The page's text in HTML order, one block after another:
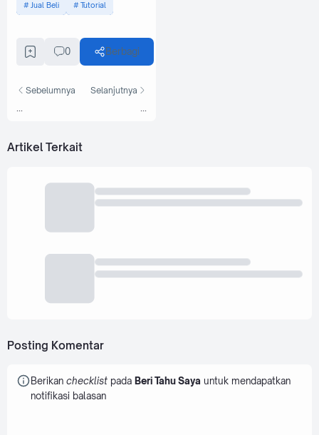
Jual Beli Tutorial
0 Berbagi
Sebelumnya Selanjutnya
Artikel Terkait
Posting Komentar
Berikan checklistpada Beri Tahu Saya untuk mendapatkan
notifikasi balasan